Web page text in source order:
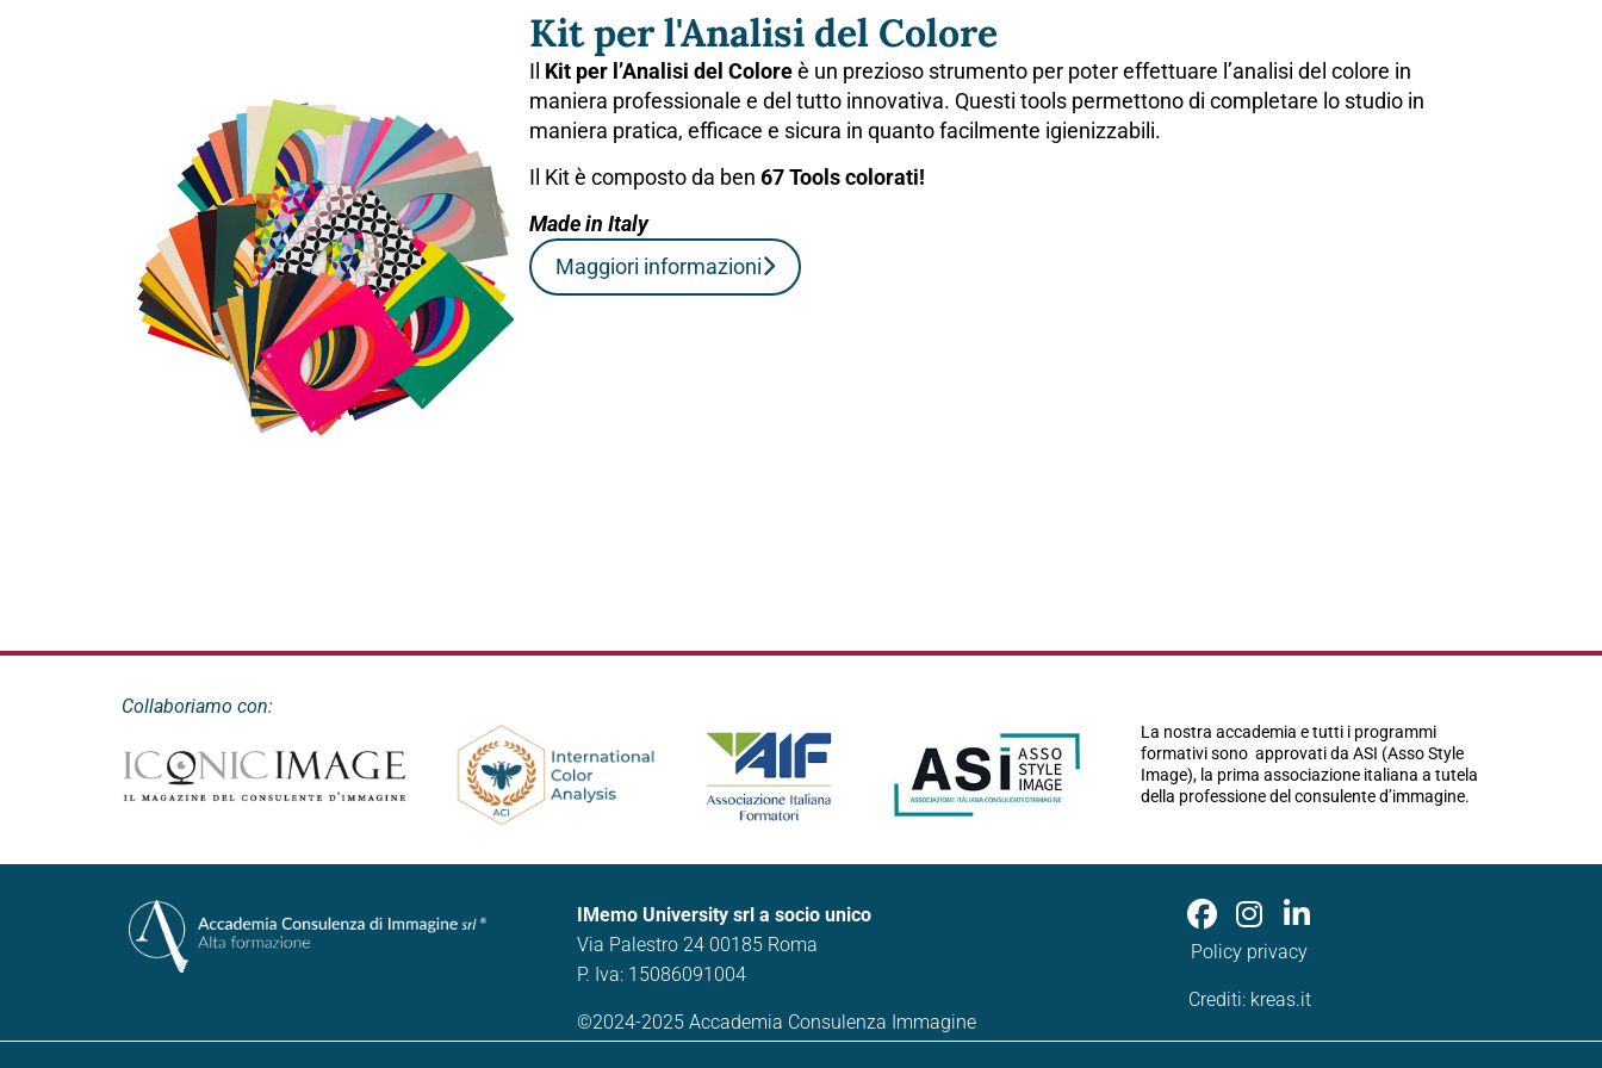
Kit per l'Analisi del Colore
Il Kit per l’Analisi del Coloreè un prezioso strumento per poter effettuare l’analisi del colore in
maniera professionale e del tutto innovativa. Questi tools permettono di completare lo studio in
maniera pratica, efficace e sicura in quanto facilmente igienizzabili.
Il Kit è composto da ben 67 Tools colorati!
Made in Italy
Maggiori informazioni
Collaboriamo con:
La nostra accademia e tutti i programmi
formativi sono approvati da ASI (Asso Style
Image), la prima associazione italiana a tutela
della professione del consulente d’immagine.
IMemo University srl a socio unico
Via Palestro 24 00185 Roma
P. Iva: 15086091004
©2024-2025 Accademia Consulenza Immagine
Policy privacy
Crediti: kreas.it